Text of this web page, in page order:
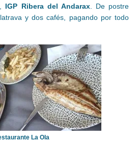
IGP Ribera del Andarax. De postre
y dos cafés, pagando por todo
La Ola